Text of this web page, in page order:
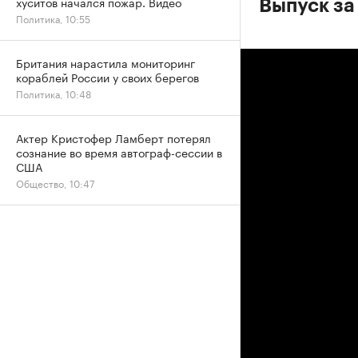
Выпуск
Политика, 10:55
Британия нарастила мониторинг
кораблей России у своих берегов
Политика, 10:48
Актер Кристофер Ламберт потерял
сознание во время автограф-сессии в
США
Общество, 10:47